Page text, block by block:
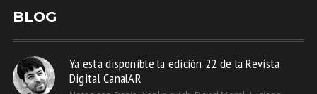
BLOG
Ya está disponible la edición 22 de la Revista
Digital CanalAR